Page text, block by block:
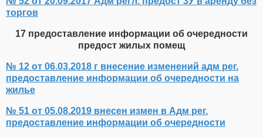
торгов
17 предоставление информации об очередности
предост жилых помещ
№ 12 от 06.03.2018 г внесение изменений адм рег.
предоставление информации об очередности на
жилье
№ 51 от 05.08.2019 внесен измен в Адм рег.
предоставление информации об очередности